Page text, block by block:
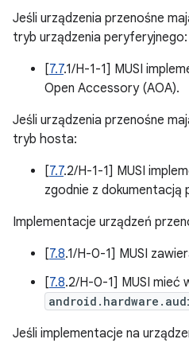
Jeśli urządzenia przenośne
tryb urządzenia peryferyjnego:
[7.7.1/H-1-1] MUSI
Open Accessory (AOA).
Jeśli urządzenia przenośne
tryb hosta:
[7.7.2/H-1-1] MUSI
zgodnie z dokumentacją
Implementacje urządzeń
[7.8.1/H-0-1] MUSI
[7.8.2/H-0-1] MUSI mieć
Jeśli implementacje na